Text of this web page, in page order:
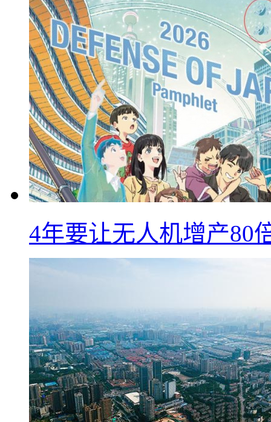
4年要让无人机增产80